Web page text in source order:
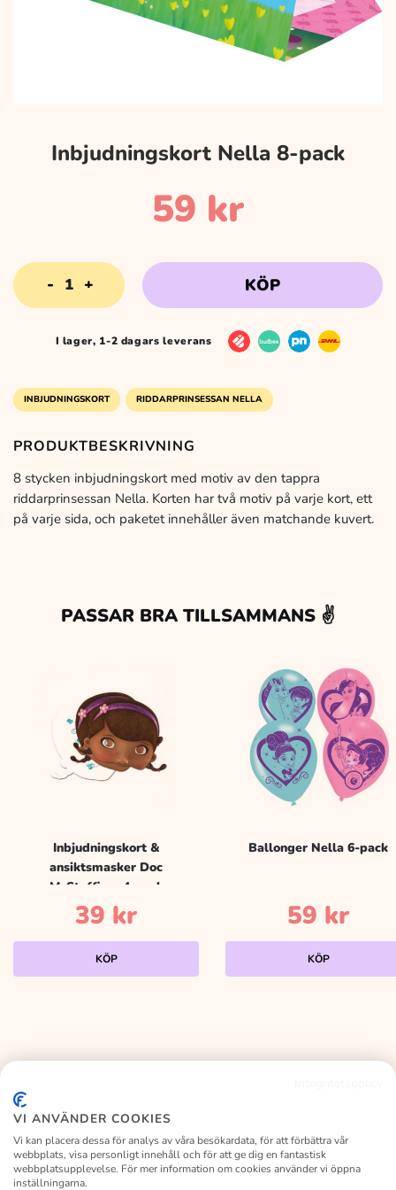
Inbjudningskort Nella 8-pack
59 kr
Inbjudningskort
Nella
8-
pack
KÖP
I lager, 1-2 dagars leverans
INBJUDNINGSKORT RIDDARPRINSESSAN NELLA
PRODUKTBESKRIVNING
8 stycken inbjudningskort med motiv av den tappra
riddarprinsessan Nella. Korten har två motiv på varje kort, ett
på varje sida, och paketet innehåller även matchande kuvert.
PASSAR BRA TILLSAMMANS ✌️
Inbjudningskort &
ansiktsmasker Doc
McStuffinss 4-pack
39 kr
KÖP
Ballonger Nella 6-pack
59 kr
KÖP
VI ANVÄNDER COOKIES
Vi kan placera dessa för analys av våra besökardata, för att förbättra vår
webbplats, visa personligt innehåll och för att ge dig en fantastisk
webbplatsupplevelse. För mer information om cookies använder vi öppna
inställningarna.